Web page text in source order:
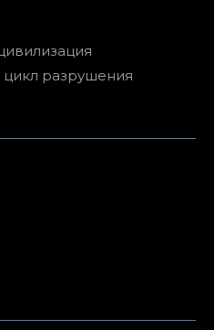
разрушения